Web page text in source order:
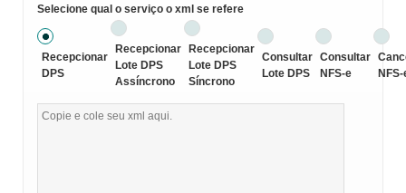
Selecione qual o serviço o xml se refere
Recepcionar
DPS
Recepcionar
Lote DPS
Assíncrono
Recepcionar
Lote DPS
Síncrono
Consultar
Lote DPS
Consultar
NFS-e
NFS-